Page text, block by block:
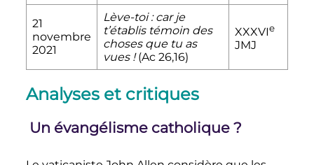
21
novembre
2021
Lève-toi : car je
t’établis témoin des
choses que tu as
vues !(Ac 26,16)
XXXVIe
JMJ
Analyses et critiques
Un évangélisme catholique ?